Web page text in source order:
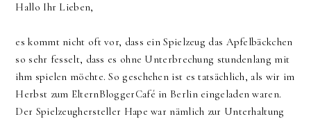
Hallo Ihr Lieben,
es kommt nicht oft vor, dass ein Spielzeug das Apfelbäckchen
so sehr fesselt, dass es ohne Unterbrechung stundenlang mit
ihm spielen möchte. So geschehen ist es tatsächlich, als wir im
Herbst zum ElternBloggerCafé in Berlin eingeladen waren.
Der Spielzeughersteller Hape war nämlich zur Unterhaltung